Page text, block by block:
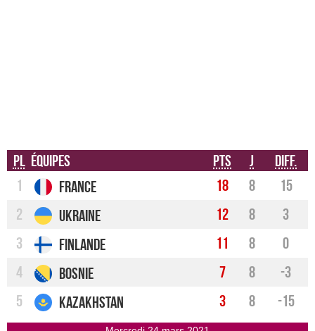
Pl Équipes Pts J
Diff.
1
France 18 8
15
2
Ukraine 12 8
3
3
Finlande 11 8
0
4
Bosnie 7 8
-3
5
Kazakhstan 3 8 -15